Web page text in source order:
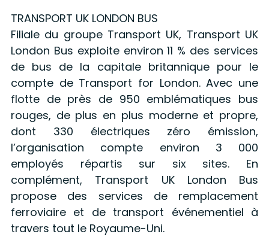
TRANSPORT UK LONDON BUS
Filiale du groupe Transport UK, Transport UK
London Bus exploite environ 11 % des services
de bus de la capitale britannique pour le
compte de Transport for London. Avec une
flotte de près de 950 emblématiques bus
rouges, de plus en plus moderne et propre,
dont 330 électriques zéro émission,
l’organisation compte environ 3 000
employés répartis sur six sites. En
complément, Transport UK London Bus
propose des services de remplacement
ferroviaire et de transport événementiel à
travers tout le Royaume-Uni.